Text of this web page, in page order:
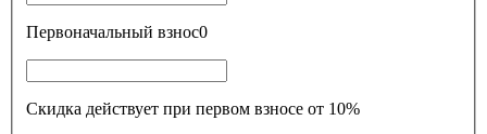
Первоначальный взнос0
Скидка действует при первом взносе от 10%